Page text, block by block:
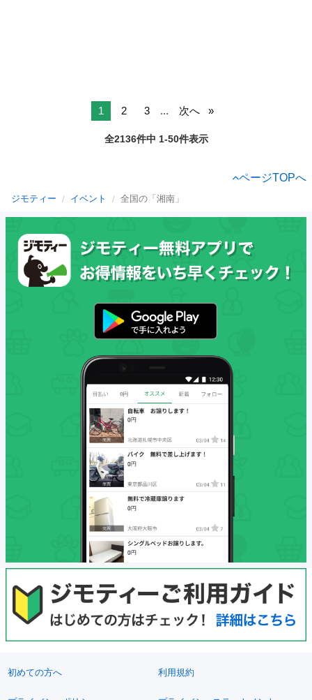
1 2 3 ... 次へ
全2136件中 1-50件表示
ページTOPへ
ジモティー イベント 全国の「湘南」
初めての方へ 利用規約